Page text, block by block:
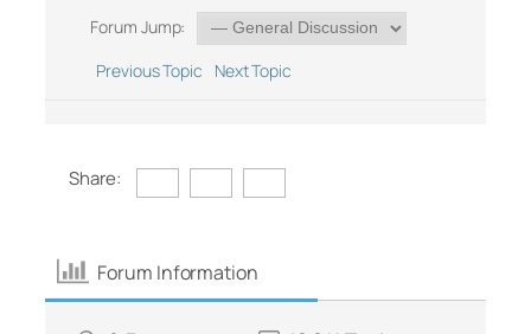
Forum Jump:
Previous Topic
Next Topic
Share:
Forum Information